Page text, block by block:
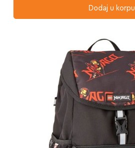
Dodaj u korpu